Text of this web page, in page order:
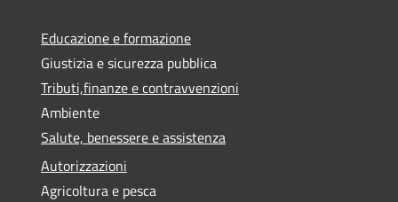
Educazione e formazione
Giustizia e sicurezza pubblica
Tributi,finanze e contravvenzioni
Ambiente
Salute, benessere e assistenza
Autorizzazioni
Agricoltura e pesca